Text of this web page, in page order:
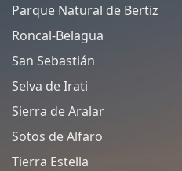
Parque Natural de Bertiz
Roncal-Belagua
San Sebastián
Selva de Irati
Sierra de Aralar
Sotos de Alfaro
Tierra Estella